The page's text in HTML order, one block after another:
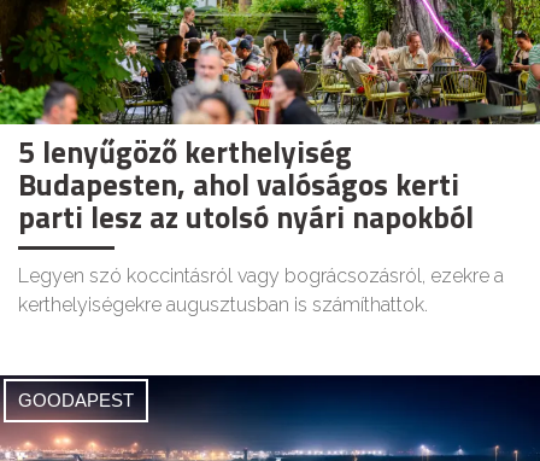
5 lenyűgöző kerthelyiség
Budapesten, ahol valóságos kerti
parti lesz az utolsó nyári napokból
Legyen szó koccintásról vagy bográcsozásról, ezekre a
kerthelyiségekre augusztusban is számíthattok.
GOODAPEST